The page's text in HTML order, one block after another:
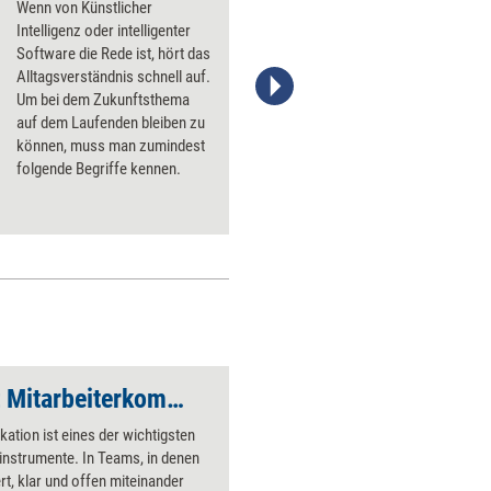
Wenn von Künstlicher
Intelligenz oder intelligenter
Software die Rede ist, hört das
Alltagsverständnis schnell auf.
Um bei dem Zukunftsthema
auf dem Laufenden bleiben zu
können, muss man zumindest
folgende Begriffe kennen.
Stefanie Diers/trainerkoffer.de
Führungsinstrument Mitarbeiterkommunikation
ist eines der wichtigsten
In Teams, in denen
klar und offen miteinander